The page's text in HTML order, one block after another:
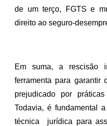
de um terço, FGTS e
direito ao seguro-
Em suma, a rescisão
ferramenta para garantir
prejudicado por
Todavia, é fundamental
técnica  jurídica para